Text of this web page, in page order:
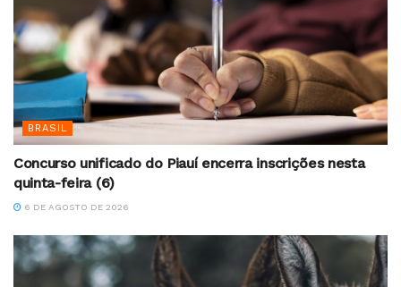
BRASIL
Concurso unificado do Piauí encerra inscrições nesta
quinta-feira (6)
6 DE AGOSTO DE 2026